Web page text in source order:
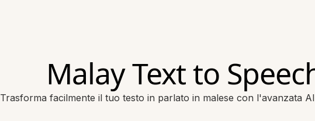
Malay Text to
Trasforma facilmente il tuo testo in parlato in malese con l'avanzata